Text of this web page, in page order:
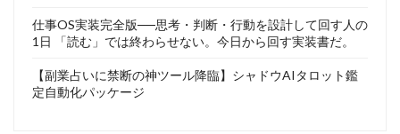
仕事OS実装完全版──思考・判断・行動を設計して回す人の
1日 「読む」では終わらせない。今日から回す実装書だ。
【副業占いに禁断の神ツール降臨】シャドウAIタロット鑑
定自動化パッケージ